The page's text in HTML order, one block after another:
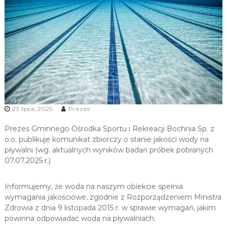
u
i
R
e
k
r
e
a
c
i
23 lipca, 2025 Prezes
Prezes Gminnego Ośrodka Sportu i Rekreacji Bochnia Sp. z
o.o. publikuje komunikat zbiorczy o stanie jakości wody na
pływalni (wg. aktualnych wyników badań próbek pobranych
07.07.2025 r.)
Informujemy, że woda na naszym obiekcie spełnia
wymagania jakościowe, zgodnie z Rozporządzeniem Ministra
Zdrowia z dnia 9 listopada 2015 r. w sprawie wymagań, jakim
powinna odpowiadać woda na pływalniach.